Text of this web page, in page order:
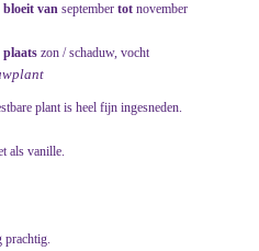
bloeit van september tot november
plaats zon / schaduw, vocht
plant is heel fijn ingesneden.
als vanille.
prachtig.